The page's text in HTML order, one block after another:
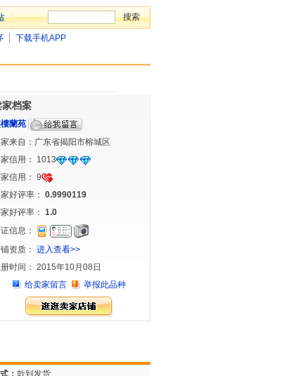
下载手机APP
家档案
蘭苑
来自：广东省揭阳市榕城区
信用： 1013
信用： 9
好评率： 0.9990119
好评率： 1.0
信息：
资质： 进入查看>>
时间： 2015年10月08日
给卖家留言
举报此品种
： 款到发货